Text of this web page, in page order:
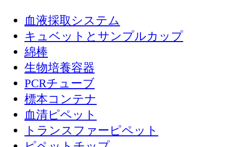
血液採取システム
キュベットとサンプルカップ
綿棒
生物培養容器
PCRチューブ
標本コンテナ
血清ピペット
トランスファーピペット